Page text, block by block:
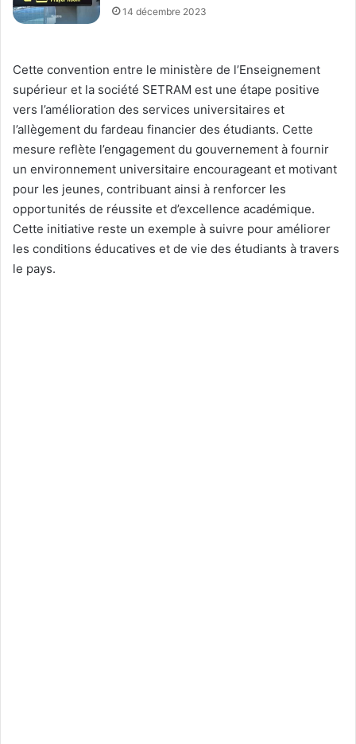
14 décembre 2023
Cette convention entre le ministère de l’Enseignement
supérieur et la société SETRAM est une étape positive
vers l’amélioration des services universitaires et
l’allègement du fardeau financier des étudiants. Cette
mesure reflète l’engagement du gouvernement à fournir
un environnement universitaire encourageant et motivant
pour les jeunes, contribuant ainsi à renforcer les
opportunités de réussite et d’excellence académique.
Cette initiative reste un exemple à suivre pour améliorer
les conditions éducatives et de vie des étudiants à travers
le pays.